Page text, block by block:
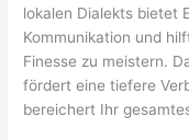
lokalen Dialekts bietet
Kommunikation und
Finesse zu meistern.
fördert eine tiefere
bereichert Ihr